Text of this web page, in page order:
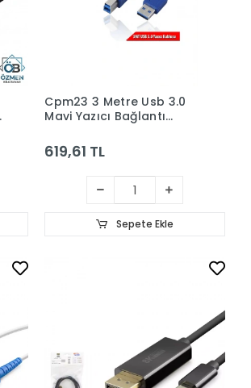
Cpm23 3 Metre Usb 3.0
Mavi Yazıcı Bağlantı
619,61 TL
Sepete Ekle